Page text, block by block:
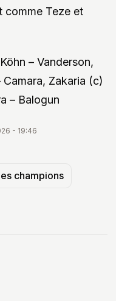
comme Teze et
Köhn – Vanderson,
Camara, Zakaria (c)
– Balogun
- 19:46
champions